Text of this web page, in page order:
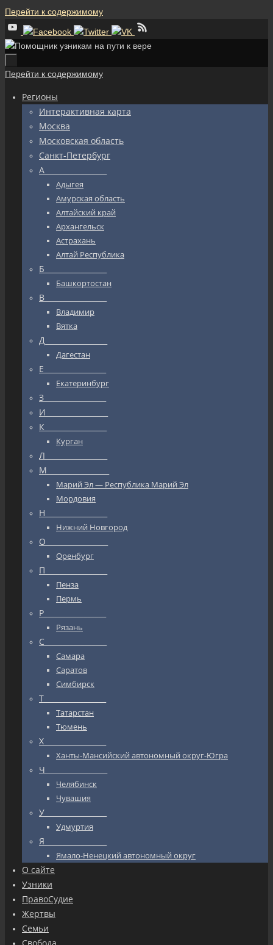
Перейти к содержимому
Перейти к содержимому
Регионы
Интерактивная карта
Москва
Московская область
Санкт-Петербург
А_________________
Адыгея
Амурская область
Алтайский край
Архангельск
Астрахань
Алтай Республика
Б_________________
Башкортостан
В_________________
Владимир
Вятка
Д_________________
Дагестан
Е_________________
Екатеринбург
З_________________
И_________________
К_________________
Курган
Л_________________
М_________________
Марий Эл — Республика Марий Эл
Мордовия
Н_________________
Нижний Новгород
О_________________
Оренбург
П_________________
Пенза
Пермь
Р_________________
Рязань
С_________________
Самара
Саратов
Симбирск
Т_________________
Татарстан
Тюмень
Х_________________
Ханты-Мансийский автономный округ-Югра
Ч_________________
Челябинск
Чувашия
У_________________
Удмуртия
Я_________________
Ямало-Ненецкий автономный округ
О сайте
Узники
ПравоСудие
Жертвы
Семьи